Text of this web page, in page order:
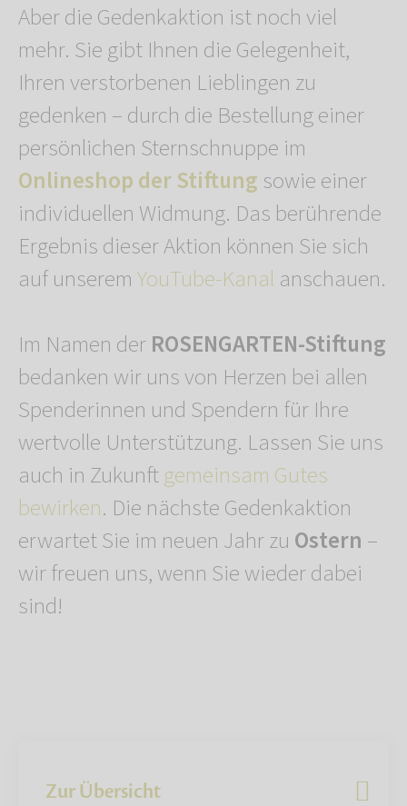
Aber die Gedenkaktion ist noch viel
mehr. Sie gibt Ihnen die Gelegenheit,
Ihren verstorbenen Lieblingen zu
gedenken – durch die Bestellung einer
persönlichen Sternschnuppe im
Onlineshop der Stiftungsowie einer
individuellen Widmung. Das berührende
Ergebnis dieser Aktion können Sie sich
auf unseremYouTube-Kanal anschauen.
Im Namen derROSENGARTEN-Stiftung
bedanken wir uns von Herzen bei allen
Spenderinnen und Spendern für Ihre
wertvolle Unterstützung. Lassen Sie uns
auch in Zukunftgemeinsam Gutes
bewirken. Die nächste Gedenkaktion
erwartet Sie im neuen Jahr zu Ostern –
wir freuen uns, wenn Sie wieder dabei
sind!
Zur Übersicht